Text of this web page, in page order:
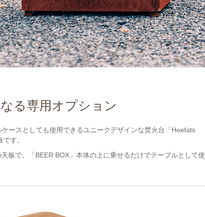
る専用オプション
ースとしても使用できるユニークデザインな焚火台「Hoefats
す。
板で、「BEER BOX」本体の上に乗せるだけでテーブルとして使